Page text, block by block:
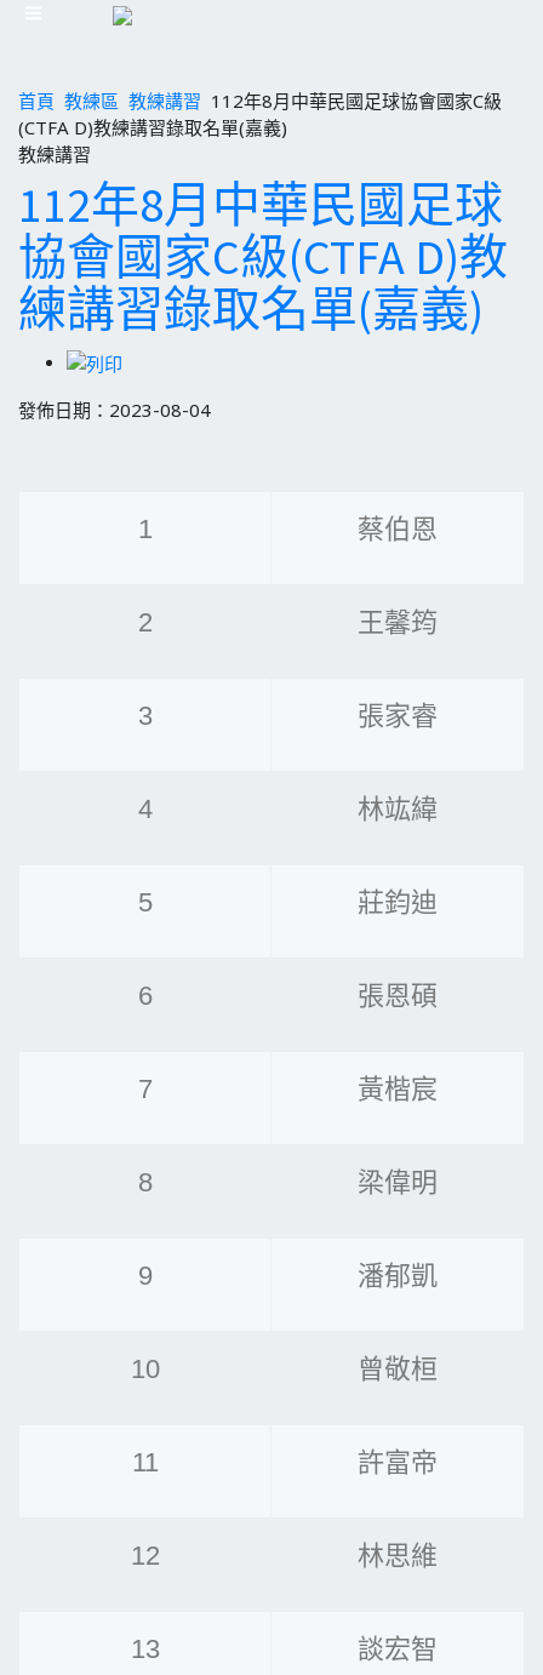
首頁 教練區 教練講習 112年8月中華民國足球協會國家C級
(CTFA D)教練講習錄取名單(嘉義)
教練講習
112年8月中華民國足球
協會國家C級(CTFA D)教
練講習錄取名單(嘉義)
發佈日期：2023-08-04
1 蔡伯恩
2 王馨筠
3 張家睿
4 林竑緯
5 莊鈞迪
6 張恩碩
7 黃楷宸
8 梁偉明
9 潘郁凱
10 曾敬桓
11 許富帝
12 林思維
13 談宏智